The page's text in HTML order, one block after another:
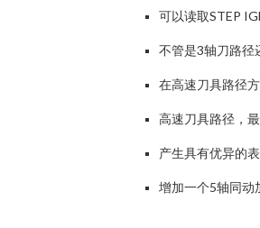
可以读取STEP
不管是3轴刀路径
在高速刀具路径
高速刀具路径，
产生具有优异的
增加一个5轴同动